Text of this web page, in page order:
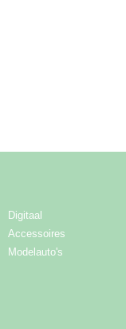
Digitaal
Accessoires
Modelauto's